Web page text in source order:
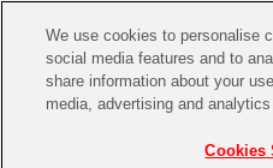
We use cookies to personalise
social media features and to
share information about your
media, advertising and
Cookies